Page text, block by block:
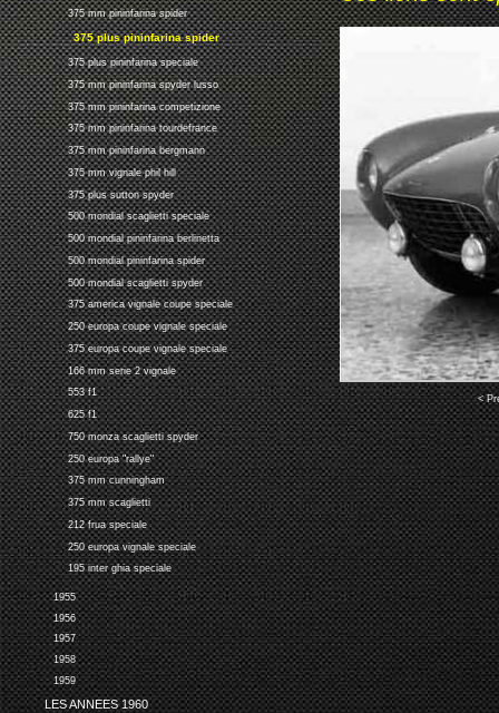
375 mm pininfarina spider
375 plus pininfarina spider
375 plus pininfarina speciale
375 mm pininfarina spyder lusso
375 mm pininfarina competizione
375 mm pininfarina tourdefrance
375 mm pininfarina bergmann
375 mm vignale phil hill
375 plus sutton spyder
500 mondial scaglietti speciale
500 mondial pininfarina berlinetta
500 mondial pininfarina spider
500 mondial scaglietti spyder
375 america vignale coupe speciale
250 europa coupe vignale speciale
375 europa coupe vignale speciale
166 mm serie 2 vignale
553 f1
625 f1
750 monza scaglietti spyder
250 europa "rallye"
375 mm cunningham
375 mm scaglietti
212 frua speciale
250 europa vignale speciale
195 inter ghia speciale
1955
1956
1957
1958
1959
LES ANNEES 1960
<